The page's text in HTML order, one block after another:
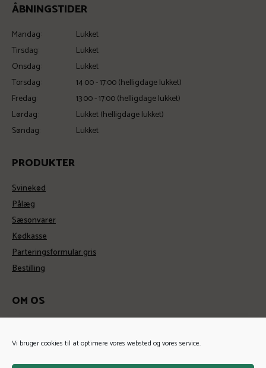
Vi bruger cookies til at optimere vores websted og vores service.
ÅBNINGSTIDER
Mandag:
Lukket
Tirsdag:
Lukket
Onsdag:
Lukket
Torsdag:
14:00 - 17:00 (helligdage lukket)
Fredag:
13:00 - 17:00 (helligdage lukket)
Lørdag:
Lukket (helligdage lukket)
Søndag:
Lukket
PRODUKTER
Svinekød
Pålæg
Sæsonvarer
Kødkasse
Parteringsformular gris
Bestilling
OM OS
Historie